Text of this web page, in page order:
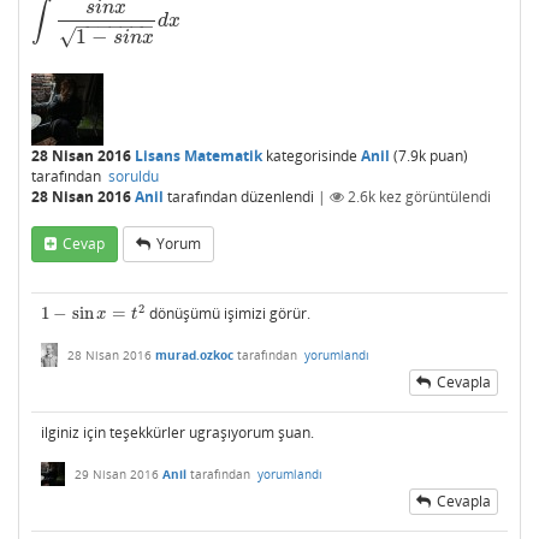
∫ sinx
1 − sinx
− −
−−−−−
√
dx
s nx1−sinxdx
28 Nisan 2016 Lisans Matematikkategorisinde Anil (7.9k puan)
tarafından soruldu
28 Nisan 2016Anil tarafındandüzenlendi | 2.6k kez görüntülendi
Cevap Yorum
1 − sinx = t2
1 −sinx=t2 dönüşümü işimizi görür.
28 Nisan 2016 murad.ozkoc tarafından yorumlandı
Cevapla
ilginiz için teşekkürler ugraşıyorum şuan.
29 Nisan 2016 Anil tarafından yorumlandı
Cevapla